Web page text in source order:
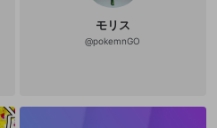
モリス
@pokemnGO